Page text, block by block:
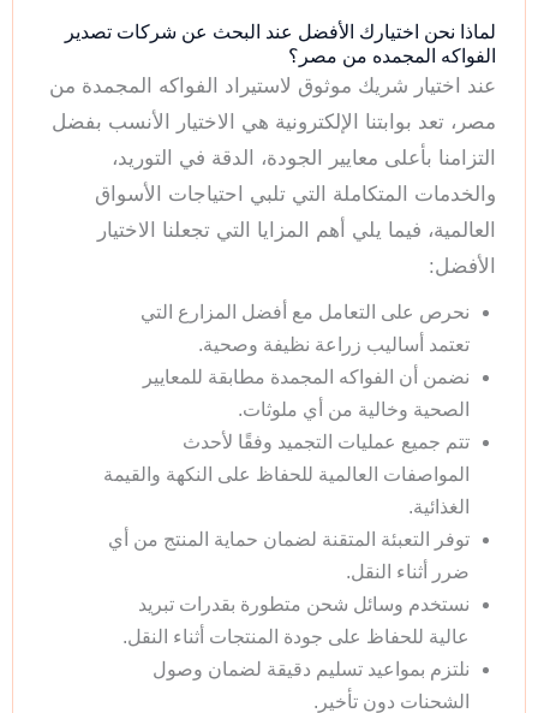
لماذا نحن اختيارك الأفضل عند البحث عن شركات تصدير
الفواكه المجمده من مصر؟
عند اختيار شريك موثوق لاستيراد الفواكه المجمدة من
مصر، تعد بوابتنا الإلكترونية هي الاختيار الأنسب بفضل
التزامنا بأعلى معايير الجودة، الدقة في التوريد،
والخدمات المتكاملة التي تلبي احتياجات الأسواق
العالمية، فيما يلي أهم المزايا التي تجعلنا الاختيار
الأفضل:
نحرص على التعامل مع أفضل المزارع التي
تعتمد أساليب زراعة نظيفة وصحية.
نضمن أن الفواكه المجمدة مطابقة للمعايير
الصحية وخالية من أي ملوثات.
تتم جميع عمليات التجميد وفقًا لأحدث
المواصفات العالمية للحفاظ على النكهة والقيمة
الغذائية.
توفر التعبئة المتقنة لضمان حماية المنتج من أي
ضرر أثناء النقل.
نستخدم وسائل شحن متطورة بقدرات تبريد
عالية للحفاظ على جودة المنتجات أثناء النقل.
نلتزم بمواعيد تسليم دقيقة لضمان وصول
الشحنات دون تأخير.